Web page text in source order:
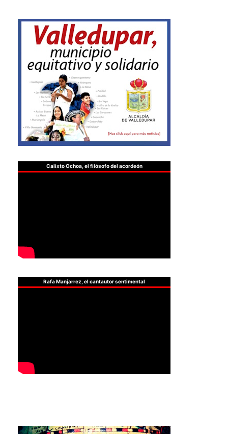
Calixto Ochoa, el filósofo del acordeón
Rafa Manjarrez, el cantautor sentimental